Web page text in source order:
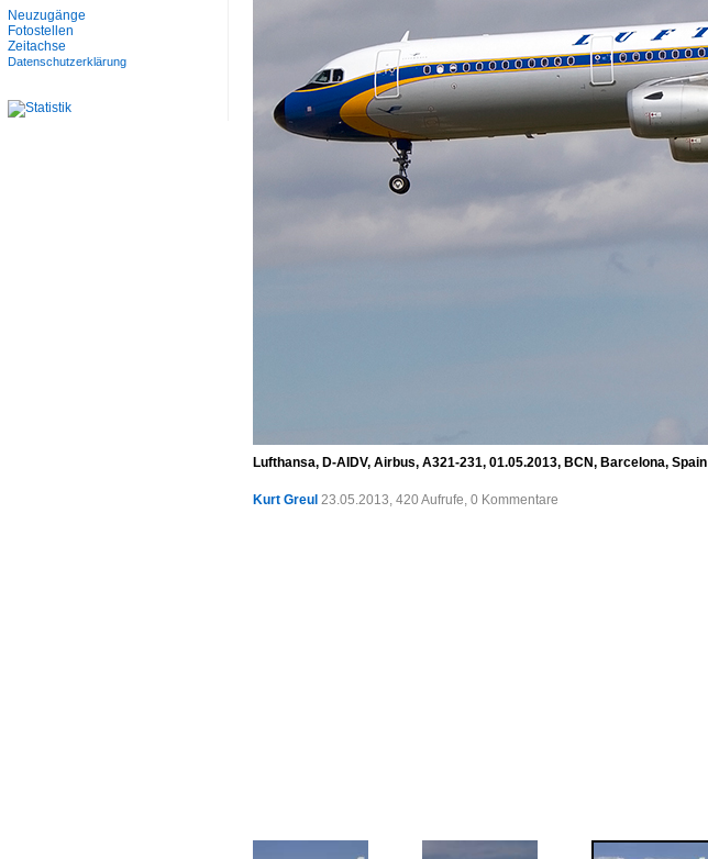
Lufthansa, D-AIDV, Airbus, A321-231, 01.05.2013, BCN, Barcelona, Spain
Kurt Greul 23.05.2013, 420 Aufrufe, 0 Kommentare
Neuzugänge
Fotostellen
Zeitachse
Datenschutzerklärung